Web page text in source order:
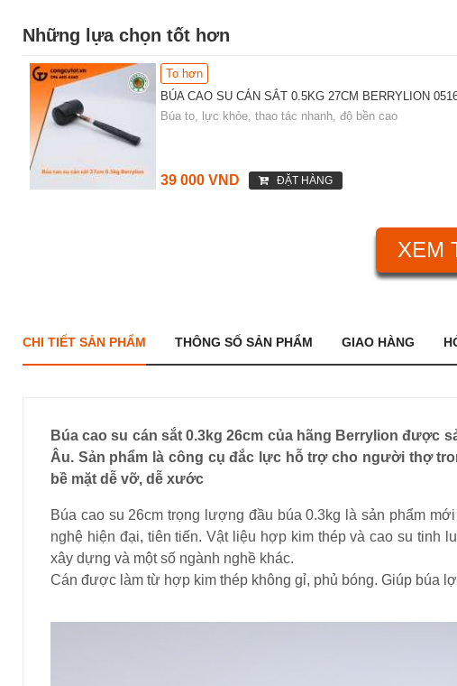
Những lựa chọn tốt hơn
To hơn
BÚA CAO SU CÁN SẮT 0.5KG 27CM BERRYLION
Búa to, lực khỏe, thao tác nhanh, độ bền cao
39 000 VND ĐẶT HÀNG
XEM
CHI TIẾT SẢN PHẨM THÔNG SỐ SẢN PHẨM GIAO HÀNG
Búa cao su cán sắt 0.3kg 26cm của hãng Berrylion được
Âu. Sản phẩm là công cụ đắc lực hỗ trợ cho người thợ
bề mặt dễ vỡ, dễ xước
Búa cao su 26cm trọng lượng đầu búa 0.3kg là sản phẩm
nghệ hiện đại, tiên tiến. Vật liệu hợp kim thép và cao su tinh
xây dựng và một số ngành nghề khác.
Cán được làm từ hợp kim thép không gỉ, phủ bóng. Giúp búa